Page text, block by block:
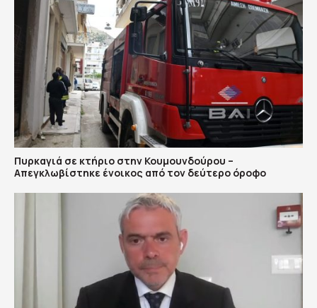
Πυρκαγιά σε κτήριο στην Κουμουνδούρου –
Απεγκλωβίστηκε ένοικος από τον δεύτερο όροφο